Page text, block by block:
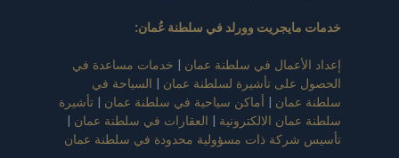
خدمات مايجريت وورلد في سلطنة عُمان:
إعداد الأعمال في سلطنة عمان | خدمات مساعدة في
الحصول على تأشيرة لسلطنة عمان | السياحة في
سلطنة عمان | أماكن سياحية في سلطنة عمان | تأشيرة
سلطنة عمان الالكترونية | العقارات في سلطنة عمان |
تأسيس شركة ذات مسؤولية محدودة في سلطنة عمان